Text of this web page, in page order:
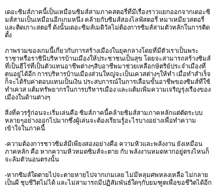
เดอะซิมส์ภาคนี้เป็นเหมือนซิมส์สามภาคสตอรี่ที่มีเรื่องราวแยกออกจากเดอะซิ
มส์สามเป็นเหมือนอีกเกมหนึ่ง คล้ายกับซิมส์สองไลฟ์สตอรี่ หมาเหมียวสตอรี่
และติดเกาะสตอรี่ ดังนั้นเดอะซิมส์เมดิวัลไม่ต้องการซิมส์สามตัวหลักในการติด
ตั้ง
ภาพรวมของเกมนี้เกี่ยวกับการสร้างเมืองในยุคกลางโดยที่มีตัวเราเป็นพระ
ราชาหรือราชินีบริหารบ้านเมืองให้ประชาชนเป็นสุข โดยจะสามารถสร้างซิมส์
ที่เป็นฮีโร่ที่เป็นตัวแทนอาชีพต่างๆสิบอาชีพมาช่วยเหลือกษัตริย์ประจำเมืองที่
ตนอยู่ได้อีก การบริหารบ้านเมืองส่วนใหญ่จะเป็นเควสต่างๆให้ทำ เมื่อทำสำเร็จ
ก็จะได้รับค่าตอบแทนเป็นเงิน ประสบการณ์ในการเลื่อนขั้นอาชีพของซิมส์ที่ใช้
ทำเควส แต้มทรัพยากรในการบริหารเมือง และแต้มเพิ่มความเจริญรุ่งเรืองของ
เมืองในด้านต่างๆ
สิ่งที่ควรรู้ก่อนจะเริ่มเล่นคือ ซิมส์ภาคนี้คล้ายซิมส์สามภาคหลักแต่ตัดระบบ
หลายๆอย่างออกไปมากซึ่งผู้เล่นจะต้องเรียนรู้อะไรบางอย่างเพื่อทำความ
เข้าใจในภาคนี้
-ความต้องการชาวซิมส์มีเพียงสองอย่างคือ ความหิวและพลังงาน ยังเหมือน
ภาคหลัก คือ หากความหิวหมดซิมส์จะตาย กับ พลังงานหมดหากอยู่ตรงไหนก็
จะล้มตัวนอนตรงนั้น
-หากซิมส์ใดตายไปจะตายหายไปจากเกมเลย ไม่มีหลุมศพหลงเหลือ ไม่กลาย
เป็นผี ชุบชีวิตไม่ได้ และไม่สามารถมีปฏิสัมพันธ์ใดๆกับยมฑูตเพื่อขอชีวิตได้อีก